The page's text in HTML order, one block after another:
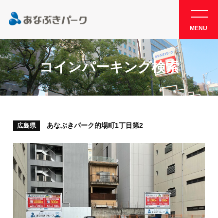
MENU
コインパーキング検索
広島県 あなぶきパーク的場町1丁目第2